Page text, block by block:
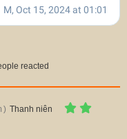
reacted
Thanh niên